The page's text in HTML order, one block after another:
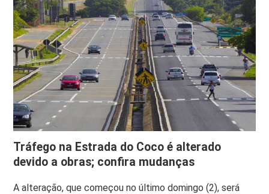
Tráfego na Estrada do Coco é alterado
devido a obras; confira mudanças
A alteração, que começou no último domingo (2), será